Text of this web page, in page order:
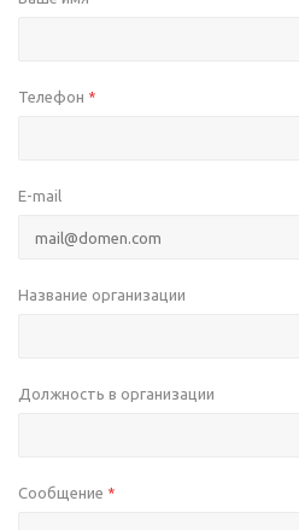
Телефон *
E-mail
Название организации
Должность в организации
Сообщение *